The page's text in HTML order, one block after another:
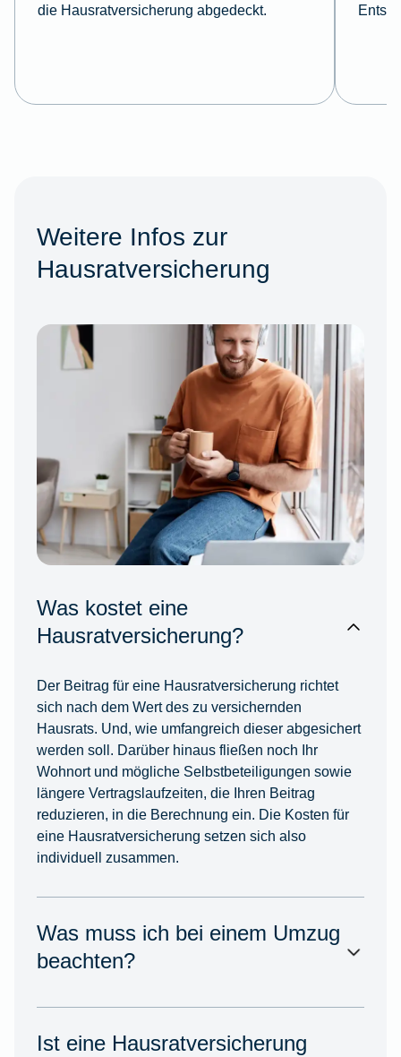
die Hausratversicherung abgedeckt.
Weitere Infos zur
Hausratversicherung
Was kostet eine
Hausratversicherung?
Der Beitrag für eine Hausratversicherung richtet
sich nach dem Wert des zu versichernden
Hausrats. Und, wie umfangreich dieser abgesichert
werden soll. Darüber hinaus fließen noch Ihr
Wohnort und mögliche Selbstbeteiligungen sowie
längere Vertragslaufzeiten, die Ihren Beitrag
reduzieren, in die Berechnung ein. Die Kosten für
eine Hausratversicherung setzen sich also
individuell zusammen.
Was muss ich bei einem Umzug
beachten?
Ist eine Hausratversicherung